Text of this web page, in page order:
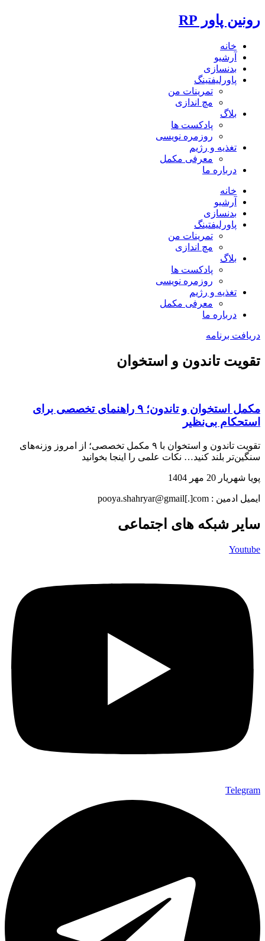
رونین پاور RP
خانه
آرشیو
بدنسازی
پاورلیفتینگ
تمرینات من
مچ اندازی
بلاگ
پادکست ها
روزمره نویسی
تغذیه و رژیم
معرفی مکمل
درباره ما
خانه
آرشیو
بدنسازی
پاورلیفتینگ
تمرینات من
مچ اندازی
بلاگ
پادکست ها
روزمره نویسی
تغذیه و رژیم
معرفی مکمل
درباره ما
دریافت برنامه
تقویت تاندون و استخوان
مکمل استخوان و تاندون؛ ۹ راهنمای تخصصی برای
استحکام بی‌نظیر
تقویت تاندون و استخوان با ۹ مکمل تخصصی؛ از امروز وزنه‌های
سنگین‌تر بلند کنید… نکات علمی را اینجا بخوانید
پویا شهریار 20 مهر 1404
ایمیل ادمین : pooya.shahryar@gmail[.]com
سایر شبکه های اجتماعی
Youtube
Telegram